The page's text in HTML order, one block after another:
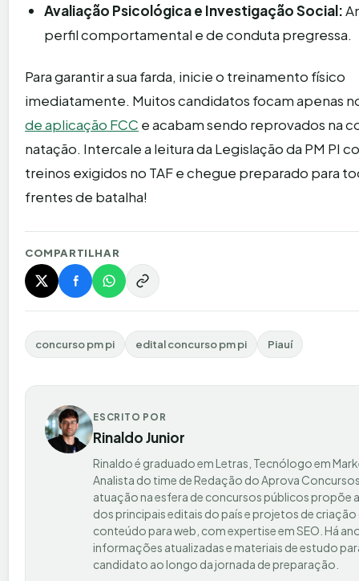
Avaliação Psicológica e Investigação Social:
perfil comportamental e de conduta pregressa.
Para garantir a sua farda, inicie o treinamento físico
imediatamente. Muitos candidatos focam apenas
de aplicação FCC e acabam sendo reprovados na
natação. Intercale a leitura da Legislação da PM PI
treinos exigidos no TAF e chegue preparado para
frentes de batalha!
COMPARTILHAR
concurso pm pi edital concurso pm pi Piauí
ESCRITO POR
Rinaldo Junior
Rinaldo é graduado em Letras, Tecnólogo em
Analista do time de Redação do Aprova
atuação na esfera de concursos públicos propõe
dos principais editais do país e projetos de criação
conteúdo para web, com expertise em SEO. Há
informações atualizadas e materiais de estudo
candidato ao longo da jornada de preparação.